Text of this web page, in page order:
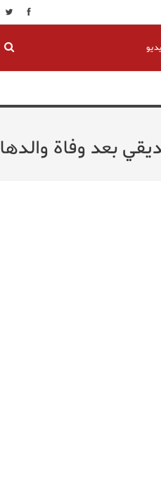
بعد وفاة والدها